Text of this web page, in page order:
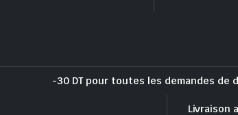
-30 DT pour toutes les demandes de
Livraison